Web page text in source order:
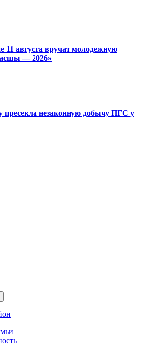
11 августа вручат молодежную
— 2026»
пресекла незаконную добычу ПГС у